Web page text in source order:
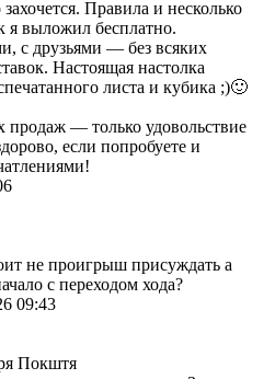
захочется. Правила и несколько
я выложил бесплатно.
с друзьями — без всяких
Настоящая настолка
листа и кубика ;)🙂
продаж — только удовольствие
если попробуете и
не проигрыш присуждать а
с переходом хода?
09:43
Покштя